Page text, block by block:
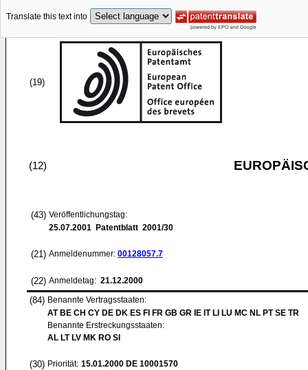
Translate this text into
(19)
(12)
(43) Veröffentlichungstag:
25.07.2001 Patentblatt 2001/30
(21) Anmeldenummer: 00128057.7
(22) Anmeldetag: 21.12.2000
(84) Benannte Vertragsstaaten:
AT BE CH CY DE DK ES FI FR GB GR IE IT LI LU MC NL PT SE TR
Benannte Erstreckungsstaaten:
AL LT LV MK RO SI
(30) Priorität: 15.01.2000 DE 10001570